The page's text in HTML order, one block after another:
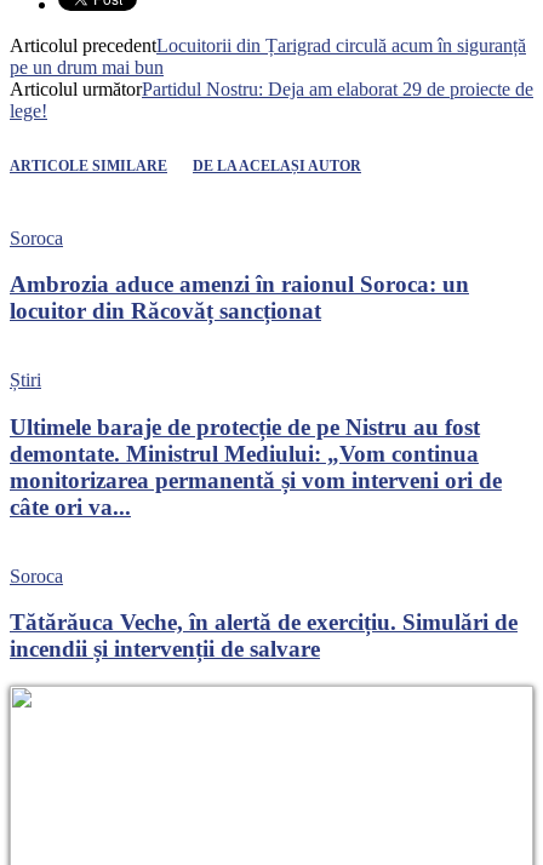
Articolul precedentLocuitorii din Țarigrad circulă acum în siguranță
pe un drum mai bun
Articolul următorPartidul Nostru: Deja am elaborat 29 de proiecte de
lege!
ARTICOLE SIMILARE DE LA ACELAȘI AUTOR
Soroca
Ambrozia aduce amenzi în raionul Soroca: un
locuitor din Răcovăț sancționat
Știri
Ultimele baraje de protecție de pe Nistru au fost
demontate. Ministrul Mediului: „Vom continua
monitorizarea permanentă și vom interveni ori de
câte ori va...
Soroca
Tătărăuca Veche, în alertă de exercițiu. Simulări de
incendii și intervenții de salvare